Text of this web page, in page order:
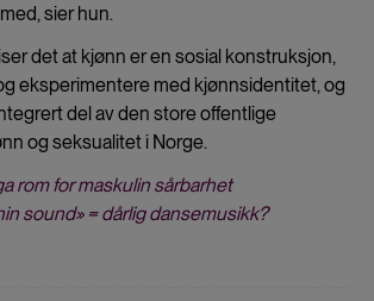
sier hun.
det at kjønn er en sosial konstruksjon,
eksperimentere med kjønnsidentitet, og
del av den store offentlige
og seksualitet i Norge.
rom for maskulin sårbarhet
sound» = dårlig dansemusikk?